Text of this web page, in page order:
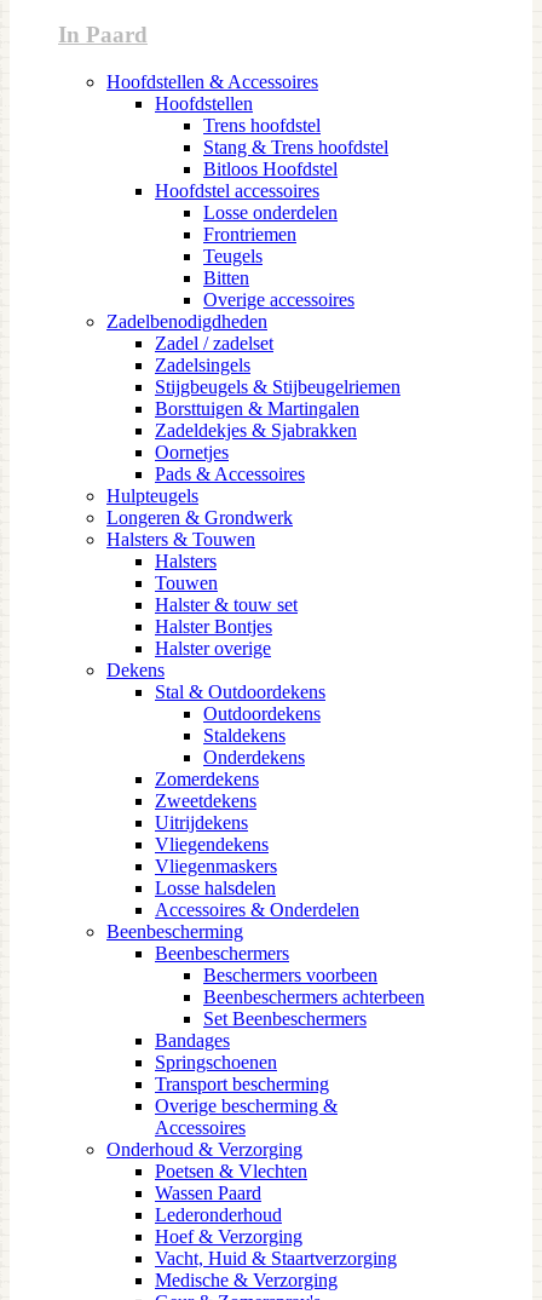
In Paard
Hoofdstellen & Accessoires
Hoofdstellen
Trens hoofdstel
Stang & Trens hoofdstel
Bitloos Hoofdstel
Hoofdstel accessoires
Losse onderdelen
Frontriemen
Teugels
Bitten
Overige accessoires
Zadelbenodigdheden
Zadel / zadelset
Zadelsingels
Stijgbeugels & Stijbeugelriemen
Borsttuigen & Martingalen
Zadeldekjes & Sjabrakken
Oornetjes
Pads & Accessoires
Hulpteugels
Longeren & Grondwerk
Halsters & Touwen
Halsters
Touwen
Halster & touw set
Halster Bontjes
Halster overige
Dekens
Stal & Outdoordekens
Outdoordekens
Staldekens
Onderdekens
Zomerdekens
Zweetdekens
Uitrijdekens
Vliegendekens
Vliegenmaskers
Losse halsdelen
Accessoires & Onderdelen
Beenbescherming
Beenbeschermers
Beschermers voorbeen
Beenbeschermers achterbeen
Set Beenbeschermers
Bandages
Springschoenen
Transport bescherming
Overige bescherming &
Accessoires
Onderhoud & Verzorging
Poetsen & Vlechten
Wassen Paard
Lederonderhoud
Hoef & Verzorging
Vacht, Huid & Staartverzorging
Medische & Verzorging